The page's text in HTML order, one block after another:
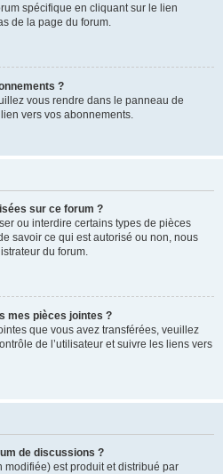
spécifique en cliquant sur le lien
de la page du forum.
?
vous rendre dans le panneau de
vers vos abonnements.
sur ce forum ?
ou interdire certains types de pièces
savoir ce qui est autorisé ou non, nous
du forum.
mes pièces jointes ?
que vous avez transférées, veuillez
de l’utilisateur et suivre les liens vers
de discussions ?
est produit et distribué par